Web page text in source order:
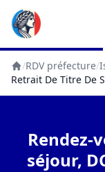
Accueil
/RDV préfecture/
Rendez-
séjour,